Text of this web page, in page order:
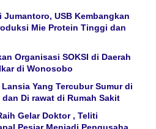
USB Kembangkan
Mie Protein Tinggi dan
Organisasi SOKSI di Daerah
di Wonosobo
Yang Tercubur Sumur di
Di rawat di Rumah Sakit
Gelar Doktor , Teliti